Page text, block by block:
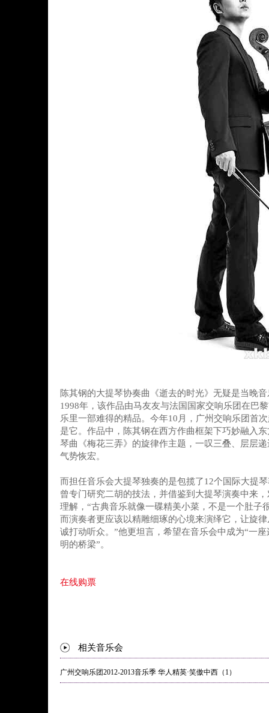
陈其钢的大提琴协奏曲《逝去的时光》无疑是当晚
1998年，该作品由马友友与法国国家交响乐团在巴
乐里一部难得的精品。今年10月，广州交响乐团首
是它。作品中，陈其钢在西方作曲框架下巧妙融入
琴曲《梅花三弄》的旋律作主题，一叹三叠、层层
气势恢宏。
而担任音乐会大提琴独奏的是包揽了12个国际大提
曾专门研究二胡的技法，并借鉴到大提琴演奏中来
理解，“古典音乐就像一碟精美小菜，不是一个肚子
而演奏者更应该以精雕细琢的心境来演绎它，让旋
诚打动听众。”他更坦言，希望在音乐会中成为“一
明的桥梁”。
在线购票
相关音乐会
广州交响乐团2012-2013音乐季 华人精英·笑傲中西（1）